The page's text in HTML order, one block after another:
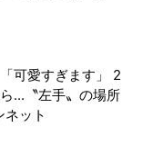
可愛すぎます」 2
...〝左手〟の場所
ット